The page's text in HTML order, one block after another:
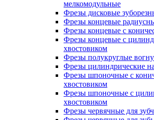
мелкомодульные
Фрезы дисковые
Фрезы концевые
Фрезы концевые с
Фрезы концевые с
хвостовиком
Фрезы полукруглые
Фрезы цилиндрические
Фрезы шпоночные с
хвостовиком
Фрезы шпоночные с
хвостовиком
Фрезы червячные для